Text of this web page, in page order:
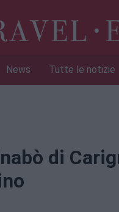
News Tutte le notizie
di